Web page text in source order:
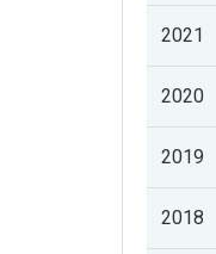
2021
2020
2019
2018